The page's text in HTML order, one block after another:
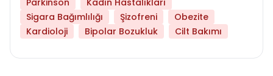
Sigara Bağımlılığı
Şizofreni
Obezite
Kardioloji
Bipolar Bozukluk Cilt Bakımı